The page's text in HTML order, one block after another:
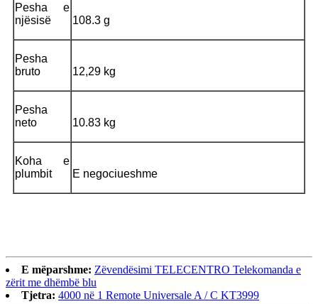
Pesha e
njësisë
108.3 g
Pesha
bruto
12,29 kg
Pesha
neto
10.83 kg
Koha e
plumbit
E negociueshme
E mëparshme: Zëvendësimi TELECENTRO Telekomanda e
zërit me dhëmbë blu
Tjetra: 4000 në 1 Remote Universale A / C KT3999